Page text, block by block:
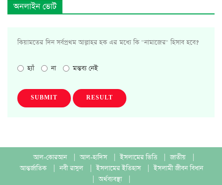
অনলাইন ভোট
কিয়ামতের দিন সর্বপ্রথম আল্লাহর হক এর মধ্যে কি "নামাজের" হিসাব হবে?
হ্যাঁ না মন্তব্য নেই
SUBMIT RESULT
আল-কোরআন আল-হাদিস ইসলামের ভিত্তি জাতীয়
আন্তর্জাতিক
নবী রাসুল ইসলামের ইতিহাস
ইসলামী জীবন বিধান
অর্থব্যবস্থা